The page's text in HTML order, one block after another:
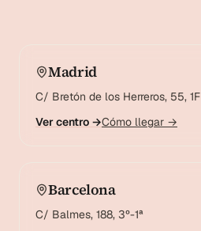
Madrid
C/ Bretón de los Herreros, 55, 1F
Ver centro →Cómo llegar →
Barcelona
C/ Balmes, 188, 3º-1ª